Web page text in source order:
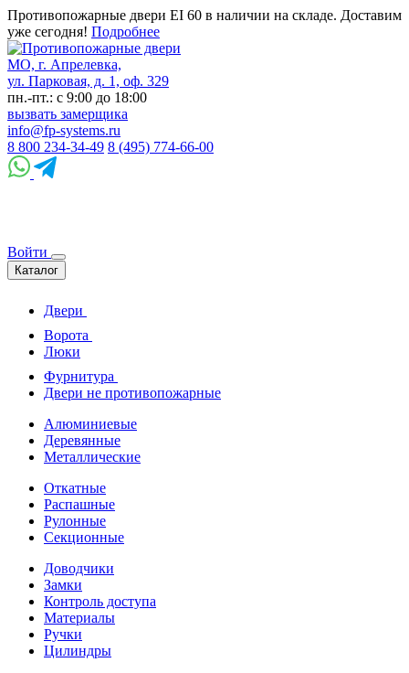
Противопожарные двери EI 60 в наличии на складе. Доставим
уже сегодня! Подробнее
МО, г. Апрелевка,
ул. Парковая, д. 1, оф. 329
пн.-пт.: с 9:00 до 18:00
вызвать замерщика
info@fp-systems.ru
8 800 234-34-49 8 (495) 774-66-00
Войти
Каталог
Двери
Ворота
Люки
Фурнитура
Двери не противопожарные
Алюминиевые
Деревянные
Металлические
Откатные
Распашные
Рулонные
Секционные
Доводчики
Замки
Контроль доступа
Материалы
Ручки
Цилиндры